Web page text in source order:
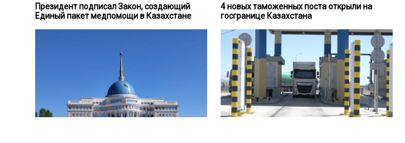
Президент подписал Закон, создающий
Единый пакет медпомощи в Казахстане
4 новых таможенных поста открыли на
госгранице Казахстана